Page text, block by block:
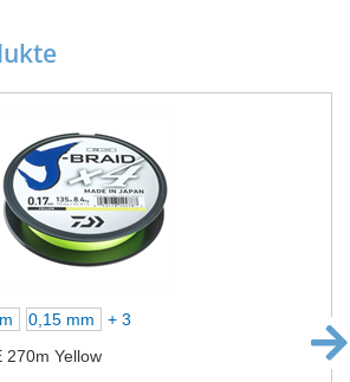
0,15 mm
+ 3
270m Yellow